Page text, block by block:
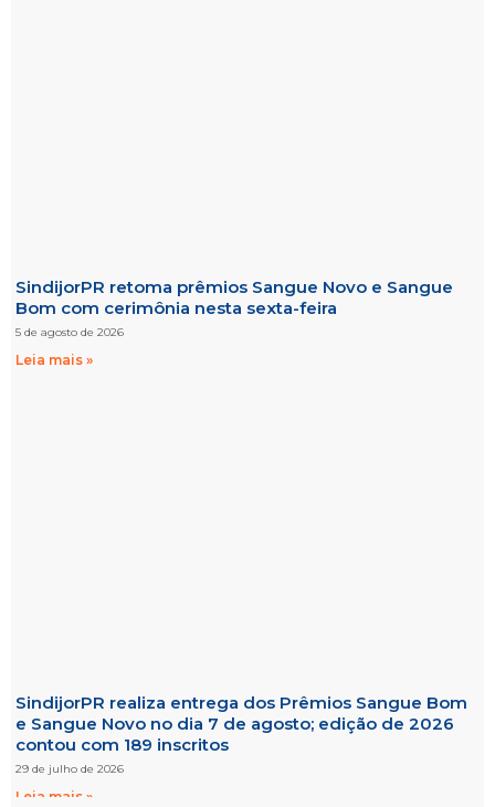
SindijorPR retoma prêmios Sangue Novo e Sangue
Bom com cerimônia nesta sexta-feira
5 de agosto de 2026
Leia mais »
SindijorPR realiza entrega dos Prêmios Sangue Bom
e Sangue Novo no dia 7 de agosto; edição de 2026
contou com 189 inscritos
29 de julho de 2026
Leia mais »